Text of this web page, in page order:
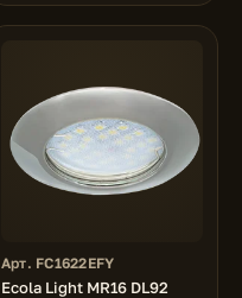
Арт. FC1622EFY
Ecola Light MR16 DL92